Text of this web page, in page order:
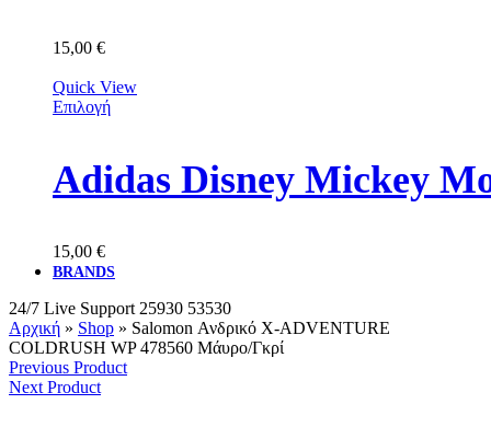
15,00 €
Quick View
Επιλογή
Adidas Disney Mickey
15,00 €
BRANDS
24/7 Live Support 25930 53530
Αρχική » Shop » Salomon Ανδρικό X-ADVENTURE
COLDRUSH WP 478560 Μάυρο/Γκρί
Previous Product
Next Product